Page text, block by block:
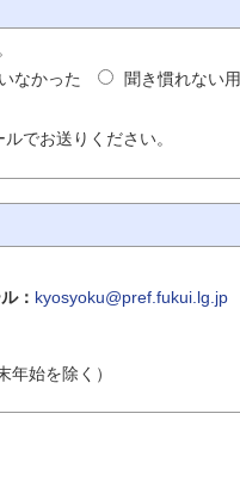
なかった
聞き慣れない用
ルでお送りください。
： kyosyoku@pref.fukui.lg.jp
始を除く）